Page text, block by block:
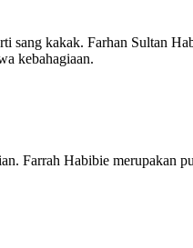
sang kakak. Farhan Sultan
kebahagiaan.
Farrah Habibie merupakan